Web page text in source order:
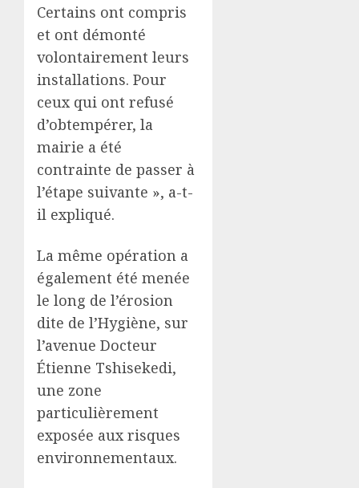
Certains ont compris
et ont démonté
volontairement leurs
installations. Pour
ceux qui ont refusé
d’obtempérer, la
mairie a été
contrainte de passer à
l’étape suivante », a-t-
il expliqué.
La même opération a
également été menée
le long de l’érosion
dite de l’Hygiène, sur
l’avenue Docteur
Étienne Tshisekedi,
une zone
particulièrement
exposée aux risques
environnementaux.